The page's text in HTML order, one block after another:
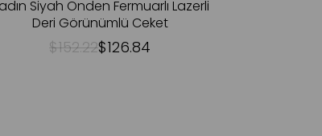
Siyah Önden Fermuarlı Lazerli
Deri Görünümlü Ceket
$126.84
$152.22